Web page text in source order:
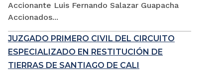
Accionante Luis Fernando Salazar Guapacha
Accionados...
JUZGADO PRIMERO CIVIL DEL CIRCUITO
ESPECIALIZADO EN RESTITUCIÓN DE
TIERRAS DE SANTIAGO DE CALI